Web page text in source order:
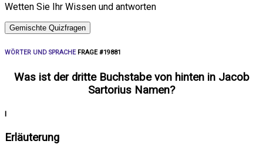
Wetten Sie Ihr Wissen und antworten
Gemischte Quizfragen
WÖRTER UND SPRACHEFRAGE #19881
Was ist der dritte Buchstabe von hinten in Jacob
Sartorius Namen?
I
Erläuterung